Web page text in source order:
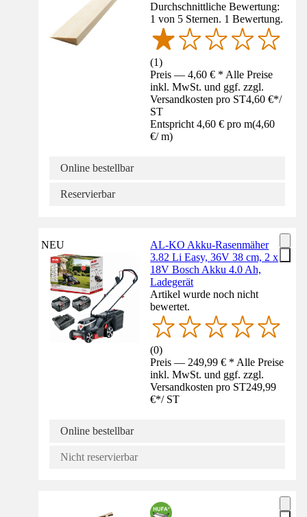
Durchschnittliche Bewertung:
1 von 5 Sternen. 1 Bewertung.
(1)
Preis — 4,60 € * Alle Preise
inkl. MwSt. und ggf. zzgl.
Versandkosten pro ST4,60 €*/
ST
Entspricht 4,60 € pro m(4,60
€/ m)
Online bestellbar
Reservierbar
NEU
AL-KO Akku-Rasenmäher
3.82 Li Easy, 36V 38 cm, 2 x
18V Bosch Akku 4.0 Ah,
Ladegerät
Artikel wurde noch nicht
bewertet.
(0)
Preis — 249,99 € * Alle Preise
inkl. MwSt. und ggf. zzgl.
Versandkosten pro ST249,99
€*/ ST
Online bestellbar
Nicht reservierbar